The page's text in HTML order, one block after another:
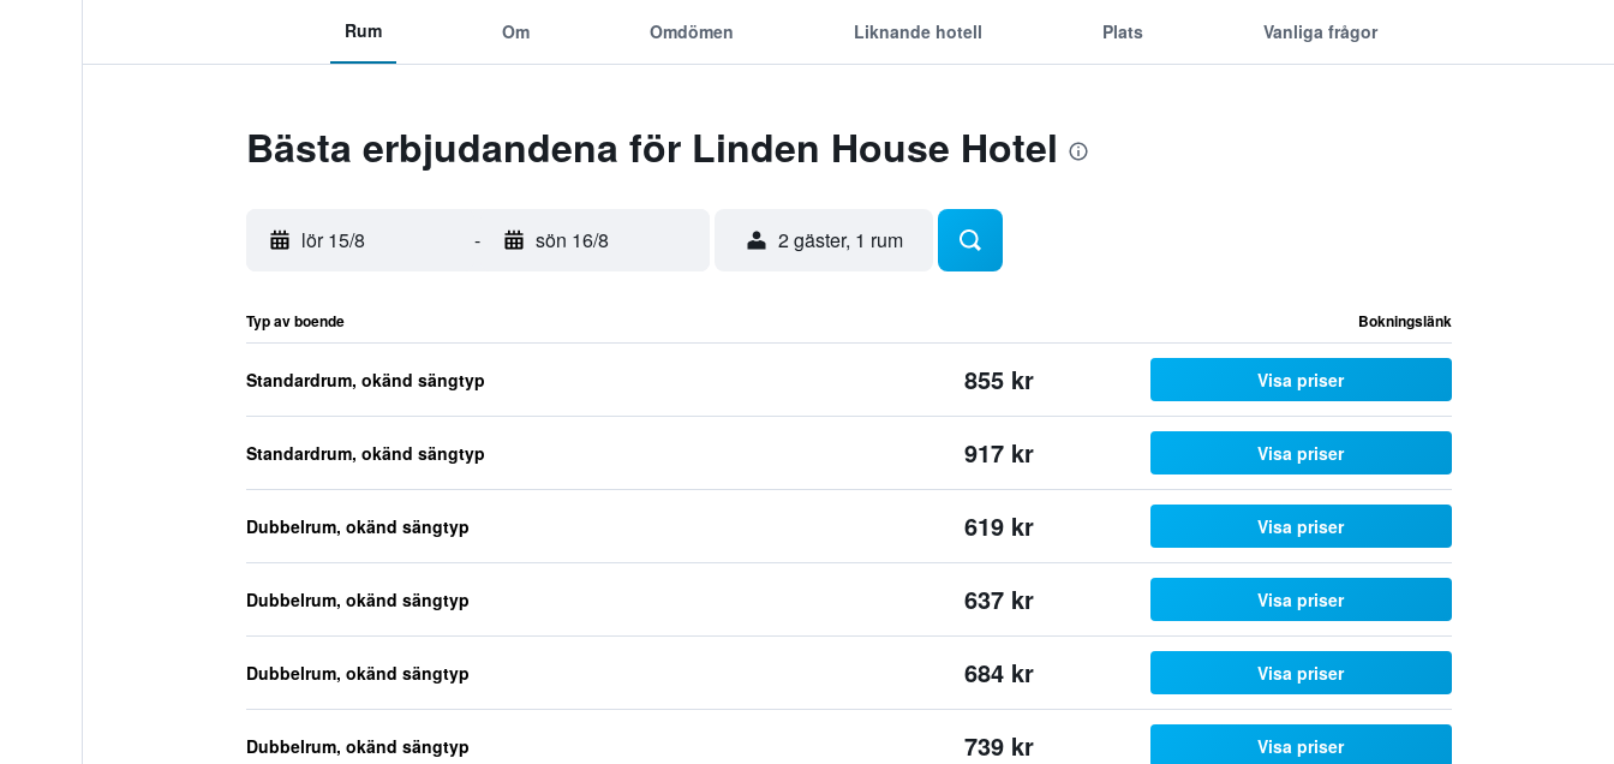
Rum Om Omdömen Liknande hotell Plats Vanliga frågor
Bästa erbjudandena för Linden House Hotel
lör 15/8 - sön 16/8 2 gäster, 1 rum
Typ av boende Bokningslänk
Standardrum, okänd sängtyp 855 kr Visa priser
Standardrum, okänd sängtyp 917 kr Visa priser
Dubbelrum, okänd sängtyp 619 kr Visa priser
Dubbelrum, okänd sängtyp 637 kr Visa priser
Dubbelrum, okänd sängtyp 684 kr Visa priser
Dubbelrum, okänd sängtyp 739 kr Visa priser